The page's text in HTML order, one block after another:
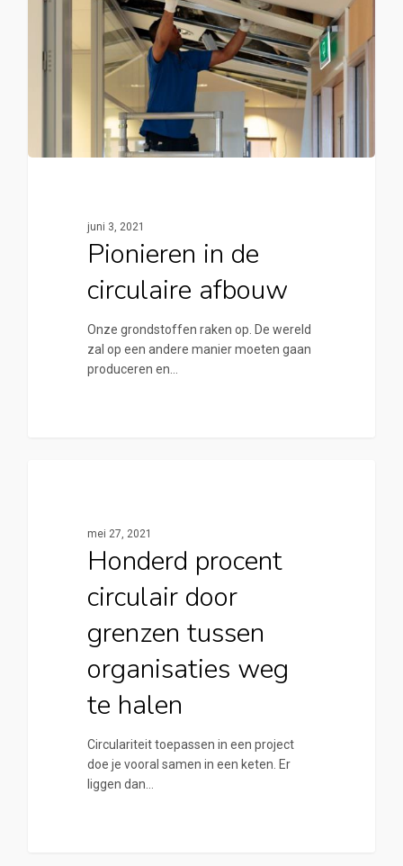
juni 3, 2021
Pionieren in de
circulaire afbouw
Onze grondstoffen raken op. De wereld
zal op een andere manier moeten gaan
produceren en…
mei 27, 2021
Honderd procent
circulair door
grenzen tussen
organisaties weg
te halen
Circulariteit toepassen in een project
doe je vooral samen in een keten. Er
liggen dan…